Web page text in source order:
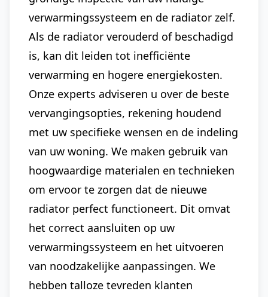
verwarmingssysteem en de radiator zelf.
Als de radiator verouderd of beschadigd
is, kan dit leiden tot inefficiënte
verwarming en hogere energiekosten.
Onze experts adviseren u over de beste
vervangingsopties, rekening houdend
met uw specifieke wensen en de indeling
van uw woning. We maken gebruik van
hoogwaardige materialen en technieken
om ervoor te zorgen dat de nieuwe
radiator perfect functioneert. Dit omvat
het correct aansluiten op uw
verwarmingssysteem en het uitvoeren
van noodzakelijke aanpassingen. We
hebben talloze tevreden klanten